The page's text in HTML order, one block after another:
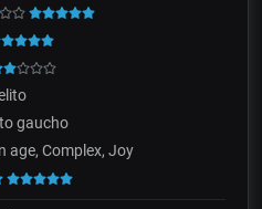
gaucho
age, Complex, Joy